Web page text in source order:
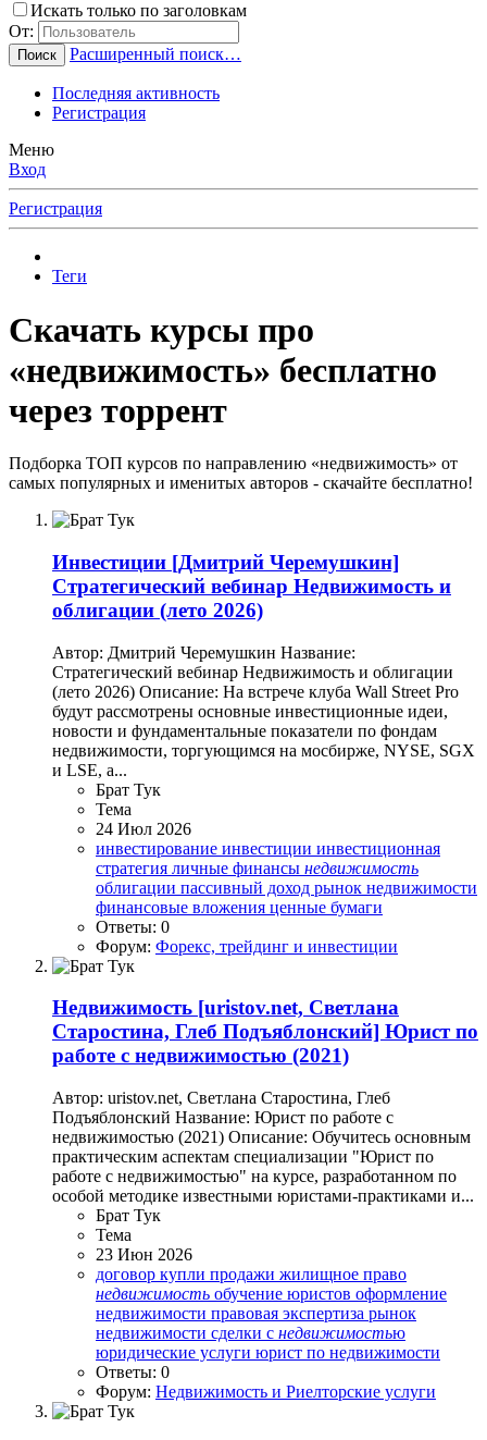
Искать только по заголовкам
От:
Поиск Расширенный поиск…
Последняя активность
Регистрация
Меню
Вход
Регистрация
Теги
Скачать курсы про
«недвижимость» бесплатно
через торрент
Подборка ТОП курсов по направлению «недвижимость» от
самых популярных и именитых авторов - скачайте бесплатно!
Инвестиции [Дмитрий Черемушкин]
Стратегический вебинар Недвижимость и
облигации (лето 2026)
Автор: Дмитрий Черемушкин Название:
Стратегический вебинар Недвижимость и облигации
(лето 2026) Описание: На встрече клуба Wall Street Pro
будут рассмотрены основные инвестиционные идеи,
новости и фундаментальные показатели по фондам
недвижимости, торгующимся на мосбирже, NYSE, SGX
и LSE, а...
Брат Тук
Тема
24 Июл 2026
инвестирование инвестиции инвестиционная
стратегия личные финансы недвижимость
облигации пассивный доход рынок недвижимости
финансовые вложения ценные бумаги
Ответы: 0
Форум: Форекс, трейдинг и инвестиции
Недвижимость [uristov.net, Светлана
Старостина, Глеб Подъяблонский] Юрист по
работе с недвижимостью (2021)
Автор: uristov.net, Светлана Старостина, Глеб
Подъяблонский Название: Юрист по работе с
недвижимостью (2021) Описание: Обучитесь основным
практическим аспектам специализации "Юрист по
работе с недвижимостью" на курсе, разработанном по
особой методике известными юристами-практиками и...
Брат Тук
Тема
23 Июн 2026
договор купли продажи жилищное право
недвижимость обучение юристов оформление
недвижимости правовая экспертиза рынок
недвижимости сделки с недвижимостью
юридические услуги юрист по недвижимости
Ответы: 0
Форум: Недвижимость и Риелторские услуги